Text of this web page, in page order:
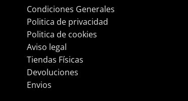
Condiciones Generales
Politica de privacidad
Politica de cookies
Aviso legal
Tiendas Físicas
Devoluciones
Envios